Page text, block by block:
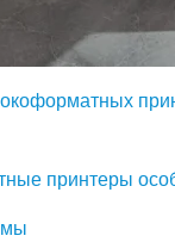
принтеры